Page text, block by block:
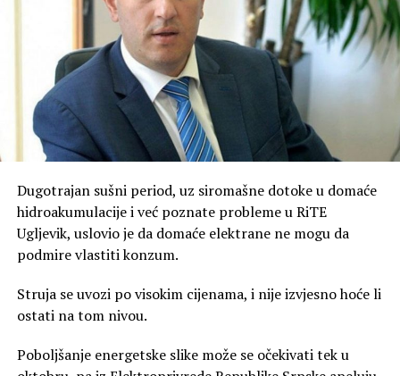
Dugotrajan sušni period, uz siromašne dotoke u domaće
hidroakumulacije i već poznate probleme u RiTE
Ugljevik, uslovio je da domaće elektrane ne mogu da
podmire vlastiti konzum.
Struja se uvozi po visokim cijenama, i nije izvjesno hoće li
ostati na tom nivou.
Poboljšanje energetske slike može se očekivati tek u